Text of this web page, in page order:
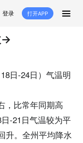
登录 打开APP
色 广传
县市
→
日-24日）气温明
，比常年同期高
-21日气温较为平
升。全州平均降水